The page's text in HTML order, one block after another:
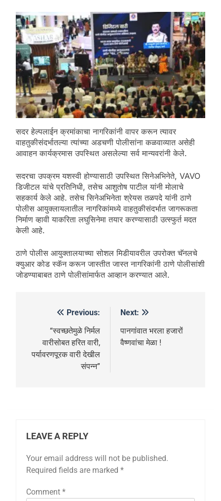
सदर हेल्पलाईन क्रमांकाचा नागरिकांनी वापर करून त्यावर
वाहतुकीसंदर्भातल्या त्यांच्या अडचणी पोलीसांना कळवाव्यात असेही
आवाहन कार्यक्रमास उपस्थित असलेल्या सर्व मान्यवरांनी केले.
सदरचा उपक्रम यशस्वी होण्यासाठी उपस्थित सिनेअभिनेते, VAVO
डिजीटल यांचे प्रतिनिधी, तसेच आशुतोष पाटील यांनी मोलाचे
सहकार्य केले आहे. तसेच सिनेअभिनेता श्रेयस तळपदे यांनी ठाणे
पोलीस आयुक्लायलातील नागरिकांमध्ये वाहतुकीसंदर्भात जागरूकता
निर्माण व्हावी याकरिता लघुसिनेमा तयार करण्यासाठी उत्स्फुर्त मदत
केली आहे.
ठाणे पोलीस आयुक्तालयाच्या सोशल मिडीयावरील उपरोक्त चॅनलचे
क्युआर कोड स्कॅन करून जास्तीत जास्त नागरिकांनी ठाणे पोलीसांशी
जोडण्याबाबत ठाणे पोलीसांमार्फत आव्हान करण्यात आले.
Previous:
“स्वच्छतेमुळे निर्मल
वारीसोबत हरित वारी,
पर्यावरणपूरक वारी देखील
संपन्न”
Next:
पानगांवात भरला हजारों
वैष्णवांचा मेळा !
LEAVE A REPLY
Your email address will not be published.
Required fields are marked *
Comment *